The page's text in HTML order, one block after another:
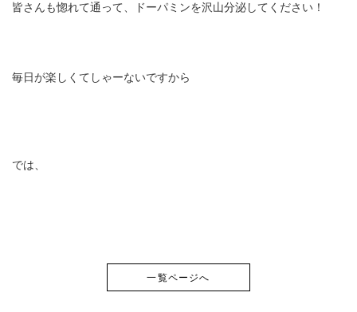
皆さんも惚れて通って、ドーパミンを沢山分泌してください！
毎日が楽しくてしゃーないですから
では、
一覧ページへ